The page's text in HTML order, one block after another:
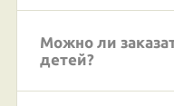
Можно ли
детей?